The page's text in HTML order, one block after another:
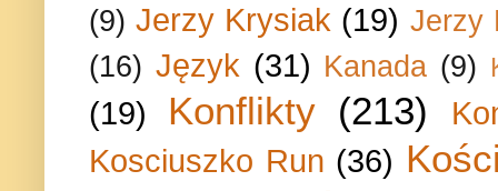
(9) Jerzy Krysiak (19) Jerzy
(16) Język (31) Kanada (9)
(19) Konflikty (213)
Kosciuszko Run (36)